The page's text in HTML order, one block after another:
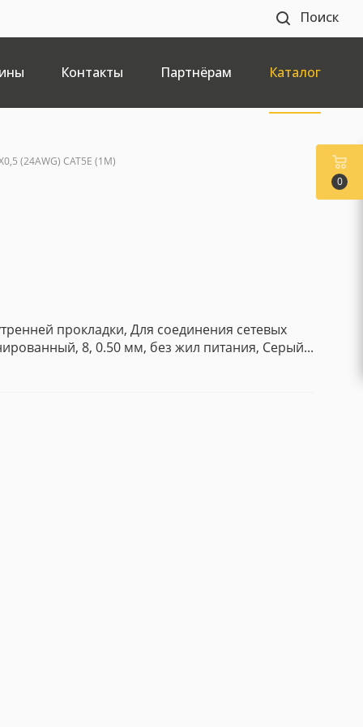
Поиск
Контакты Партнёрам Каталог
(24AWG) CAT5E (1М)
прокладки, Для соединения сетевых
8, 0.50 мм, без жил питания, Серый...
0